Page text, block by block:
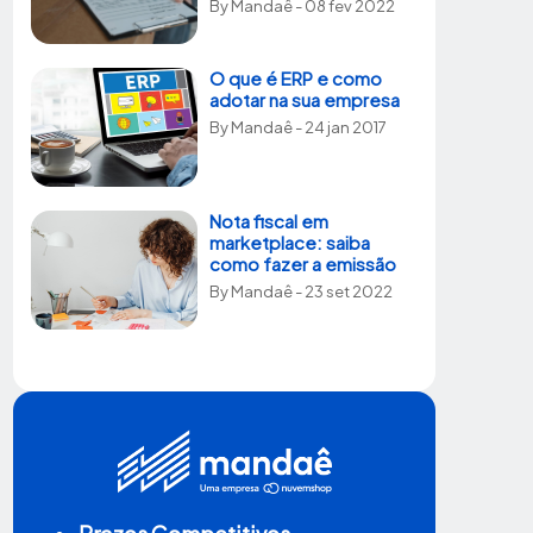
By Mandaê- 08 fev 2022
O que é ERP e como
adotar na sua empresa
ByMandaê- 24 jan 2017
Nota fiscal em
marketplace: saiba
como fazer a emissão
ByMandaê- 23 set 2022